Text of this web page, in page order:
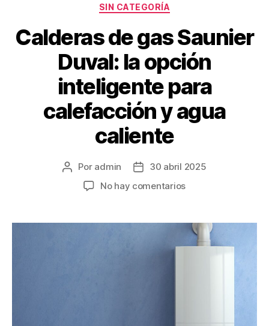
SIN CATEGORÍA
Calderas de gas Saunier
Duval: la opción
inteligente para
calefacción y agua
caliente
Por admin
30 abril 2025
No hay comentarios